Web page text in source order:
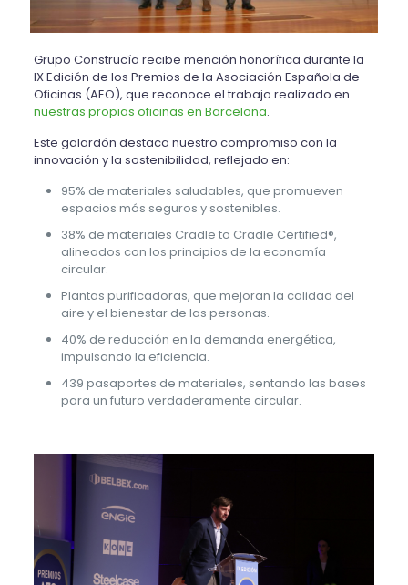
Grupo Construcía recibe mención honorífica durante la
IX Edición de los Premios de la Asociación Española de
Oficinas (AEO), que reconoce el trabajo realizado en
nuestras propias oficinas en Barcelona.
Este galardón destaca nuestro compromiso con la
innovación y la sostenibilidad, reflejado en:
95% de materiales saludables, que promueven
espacios más seguros y sostenibles.
38% de materiales Cradle to Cradle Certified®,
alineados con los principios de la economía
circular.
Plantas purificadoras, que mejoran la calidad del
aire y el bienestar de las personas.
40% de reducción en la demanda energética,
impulsando la eficiencia.
439 pasaportes de materiales, sentando las bases
para un futuro verdaderamente circular.